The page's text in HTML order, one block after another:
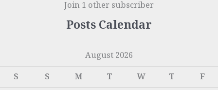
Join 1 other subscriber
Posts Calendar
August 2026
S
S M T W T
F